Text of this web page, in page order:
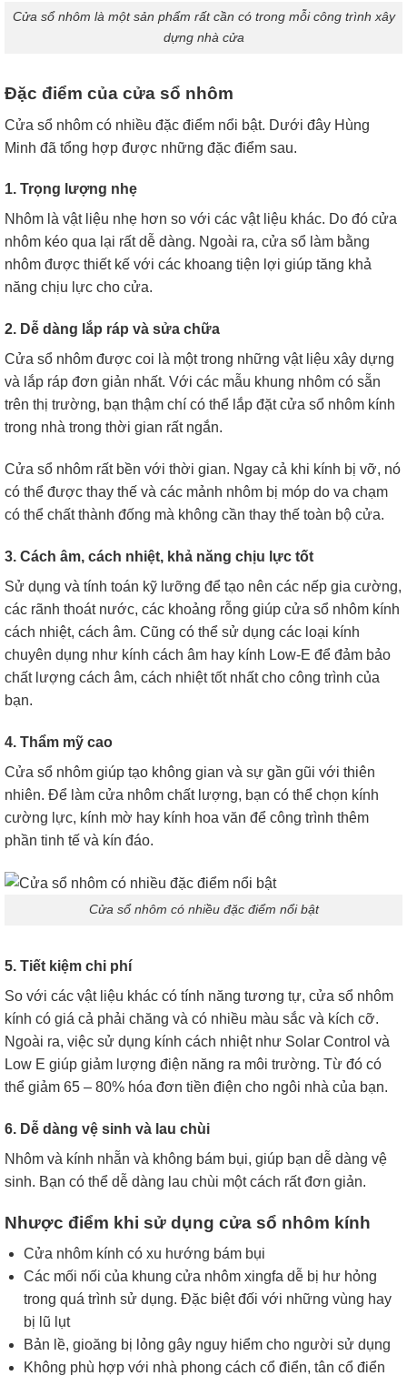
Cửa sổ nhôm là một sản phẩm rất cần có trong mỗi công trình xây
dựng nhà cửa
Đặc điểm của cửa sổ nhôm
Cửa sổ nhôm có nhiều đặc điểm nổi bật. Dưới đây Hùng
Minh đã tổng hợp được những đặc điểm sau.
1. Trọng lượng nhẹ
Nhôm là vật liệu nhẹ hơn so với các vật liệu khác. Do đó cửa
nhôm kéo qua lại rất dễ dàng. Ngoài ra, cửa sổ làm bằng
nhôm được thiết kế với các khoang tiện lợi giúp tăng khả
năng chịu lực cho cửa.
2. Dễ dàng lắp ráp và sửa chữa
Cửa sổ nhôm được coi là một trong những vật liệu xây dựng
và lắp ráp đơn giản nhất. Với các mẫu khung nhôm có sẵn
trên thị trường, bạn thậm chí có thể lắp đặt cửa sổ nhôm kính
trong nhà trong thời gian rất ngắn.
Cửa sổ nhôm rất bền với thời gian. Ngay cả khi kính bị vỡ, nó
có thể được thay thế và các mảnh nhôm bị móp do va chạm
có thể chất thành đống mà không cần thay thế toàn bộ cửa.
3. Cách âm, cách nhiệt, khả năng chịu lực tốt
Sử dụng và tính toán kỹ lưỡng để tạo nên các nếp gia cường,
các rãnh thoát nước, các khoảng rỗng giúp cửa sổ nhôm kính
cách nhiệt, cách âm. Cũng có thể sử dụng các loại kính
chuyên dụng như kính cách âm hay kính Low-E để đảm bảo
chất lượng cách âm, cách nhiệt tốt nhất cho công trình của
bạn.
4. Thẩm mỹ cao
Cửa sổ nhôm giúp tạo không gian và sự gần gũi với thiên
nhiên. Để làm cửa nhôm chất lượng, bạn có thể chọn kính
cường lực, kính mờ hay kính hoa văn để công trình thêm
phần tinh tế và kín đáo.
Cửa sổ nhôm có nhiều đặc điểm nổi bật
5. Tiết kiệm chi phí
So với các vật liệu khác có tính năng tương tự, cửa sổ nhôm
kính có giá cả phải chăng và có nhiều màu sắc và kích cỡ.
Ngoài ra, việc sử dụng kính cách nhiệt như Solar Control và
Low E giúp giảm lượng điện năng ra môi trường. Từ đó có
thể giảm 65 – 80% hóa đơn tiền điện cho ngôi nhà của bạn.
6. Dễ dàng vệ sinh và lau chùi
Nhôm và kính nhẵn và không bám bụi, giúp bạn dễ dàng vệ
sinh. Bạn có thể dễ dàng lau chùi một cách rất đơn giản.
Nhược điểm khi sử dụng cửa sổ nhôm kính
Cửa nhôm kính có xu hướng bám bụi
Các mối nối của khung cửa nhôm xingfa dễ bị hư hỏng
trong quá trình sử dụng. Đặc biệt đối với những vùng hay
bị lũ lụt
Bản lề, gioăng bị lỏng gây nguy hiểm cho người sử dụng
Không phù hợp với nhà phong cách cổ điển, tân cổ điển